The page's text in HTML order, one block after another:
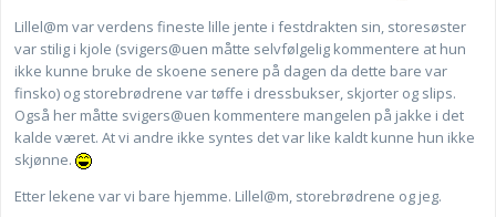
Lillel@m var verdens fineste lille jente i festdrakten sin, storesøster
var stilig i kjole (svigers@uen måtte selvfølgelig kommentere at hun
ikke kunne bruke de skoene senere på dagen da dette bare var
finsko) og storebrødrene var tøffe i dressbukser, skjorter og slips.
Også her måtte svigers@uen kommentere mangelen på jakke i det
kalde været. At vi andre ikke syntes det var like kaldt kunne hun ikke
skjønne.
Etter lekene var vi bare hjemme. Lillel@m, storebrødrene og jeg.